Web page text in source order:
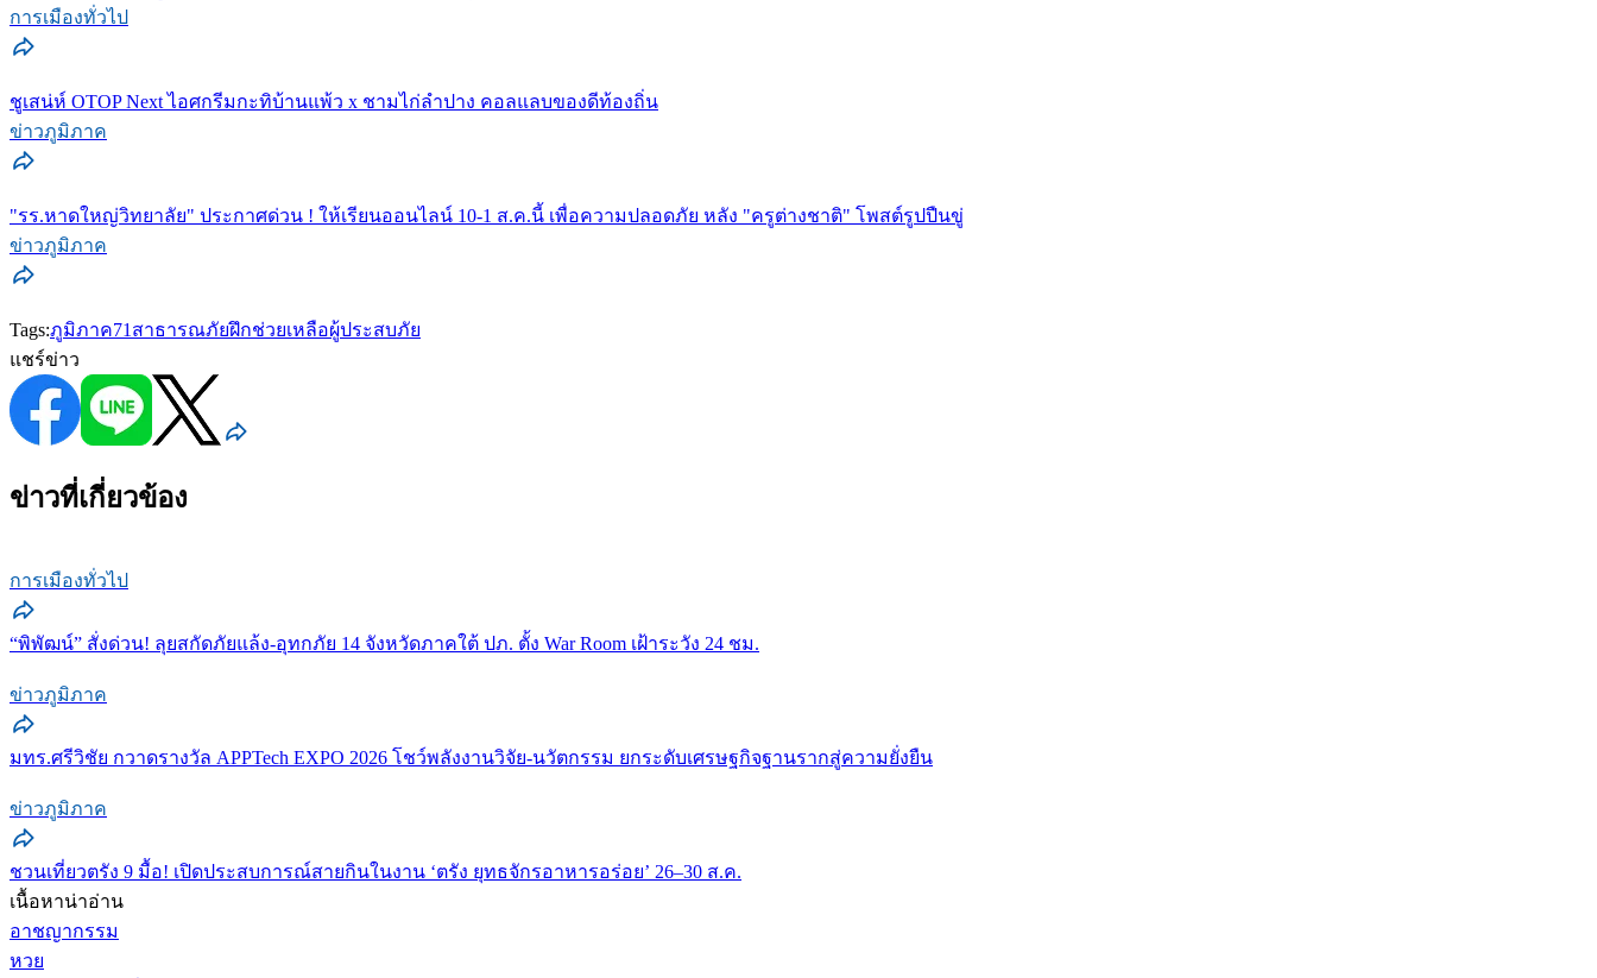
การเมืองทั่วไป
ชูเสน่ห์ OTOP Next ไอศกรีมกะทิบ้านแพ้ว x ชามไก่ลำปาง คอลแลบของดีท้องถิ่น
ข่าวภูมิภาค
"รร.หาดใหญ่วิทยาลัย" ประกาศด่วน ! ให้เรียนออนไลน์ 10-1 ส.ค.นี้ เพื่อความปลอดภัย หลัง "ครูต่างชาติ" โพสต์รูปปืนขู่
ข่าวภูมิภาค
Tags:ภูมิภาค71 สาธารณภัยฝึกช่วยเหลือผู้ประสบภัย
แชร์ข่าว
ข่าวที่เกี่ยวข้อง
การเมืองทั่วไป
“พิพัฒน์” สั่งด่วน! ลุยสกัดภัยแล้ง-อุทกภัย 14 จังหวัดภาคใต้ ปภ. ตั้ง War Room เฝ้าระวัง 24 ชม.
ข่าวภูมิภาค
มทร.ศรีวิชัย กวาดรางวัล APPTech EXPO 2026 โชว์พลังงานวิจัย-นวัตกรรม ยกระดับเศรษฐกิจฐานรากสู่ความยั่งยืน
ข่าวภูมิภาค
ชวนเที่ยวตรัง 9 มื้อ! เปิดประสบการณ์สายกินในงาน ‘ตรัง ยุทธจักรอาหารอร่อย’ 26–30 ส.ค.
เนื้อหาน่าอ่าน
อาชญากรรม
หวย